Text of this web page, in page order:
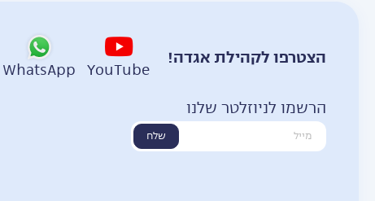
הצטרפו לקהילת אגדה!
YouTube
WhatsApp
הרשמו לניוזלטר שלנו
שלח